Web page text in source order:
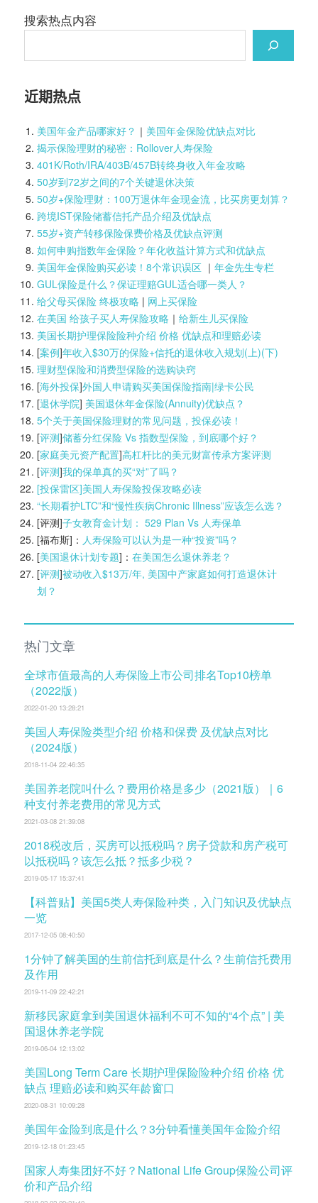
搜索热点内容
近期热点
美国年金产品哪家好？ ｜ 美国年金保险优缺点对比
揭示保险理财的秘密：Rollover人寿保险
401K/Roth/IRA/403B/457B转终身收入年金攻略
50岁到72岁之间的7个关键退休决策
50岁+保险理财：100万退休年金现金流，比买房更划算？
跨境IST保险储蓄信托产品介绍及优缺点
55岁+资产转移保险保费价格及优缺点评测
如何申购指数年金保险？年化收益计算方式和优缺点
美国年金保险购买必读！8个常识误区｜ 年金先生专栏
GUL保险是什么？保证理赔GUL适合哪一类人？
给父母买保险 终极攻略| 网上买保险
在美国 给孩子买人寿保险攻略｜ 给新生儿买保险
美国长期护理保险险种介绍 价格 优缺点和理赔必读
[案例]年收入$30万的保险+信托的退休收入规划(上)(下)
理财型保险和消费型保险的选购诀窍
[海外投保]外国人申请购买美国保险指南|绿卡公民
[退休学院] 美国退休年金保险(Annuity)优缺点？
5个关于美国保险理财的常见问题，投保必读！
[评测]储蓄分红保险 Vs 指数型保险，到底哪个好？
[家庭美元资产配置]高杠杆比的美元财富传承方案评测
[评测]我的保单真的买“对”了吗？
[投保雷区]美国人寿保险投保攻略必读
“长期看护LTC”和“慢性疾病Chronic Illness”应该怎么选？
[评测]子女教育金计划： 529 Plan Vs 人寿保单
[福布斯]： 人寿保险可以认为是一种“投资”吗？
[美国退休计划专题]： 在美国怎么退休养老？
[评测]被动收入$13万/年, 美国中产家庭如何打造退休计
划？
热门文章
全球市值最高的人寿保险上市公司排名Top10榜单
（2022版）
2022-01-20 13:28:21
美国人寿保险类型介绍 价格和保费 及优缺点对比
（2024版）
2018-11-04 22:46:35
美国养老院叫什么？费用价格是多少（2021版）｜6
种支付养老费用的常见方式
2021-03-08 21:39:08
2018税改后，买房可以抵税吗？房子贷款和房产税可
以抵税吗？该怎么抵？抵多少税？
2019-05-17 15:37:41
【科普贴】美国5类人寿保险种类，入门知识及优缺点
一览
2017-12-05 08:40:50
1分钟了解美国的生前信托到底是什么？生前信托费用
及作用
2019-11-09 22:42:21
新移民家庭拿到美国退休福利不可不知的“4个点” | 美
国退休养老学院
2019-06-04 12:13:02
美国Long Term Care 长期护理保险险种介绍 价格 优
缺点 理赔必读和购买年龄窗口
2020-08-31 10:09:28
美国年金险到底是什么？3分钟看懂美国年金险介绍
2019-12-18 01:23:45
国家人寿集团好不好？National Life Group保险公司评
价和产品介绍